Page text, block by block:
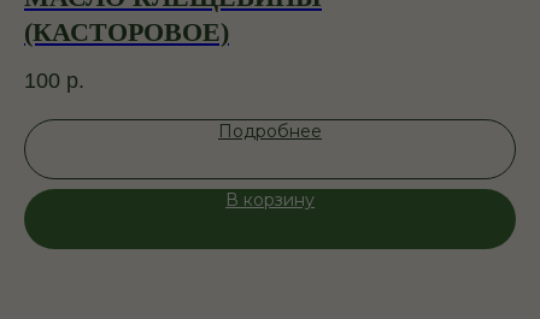
(КАСТОРОВОЕ)
100 р.
Подробнее
В корзину